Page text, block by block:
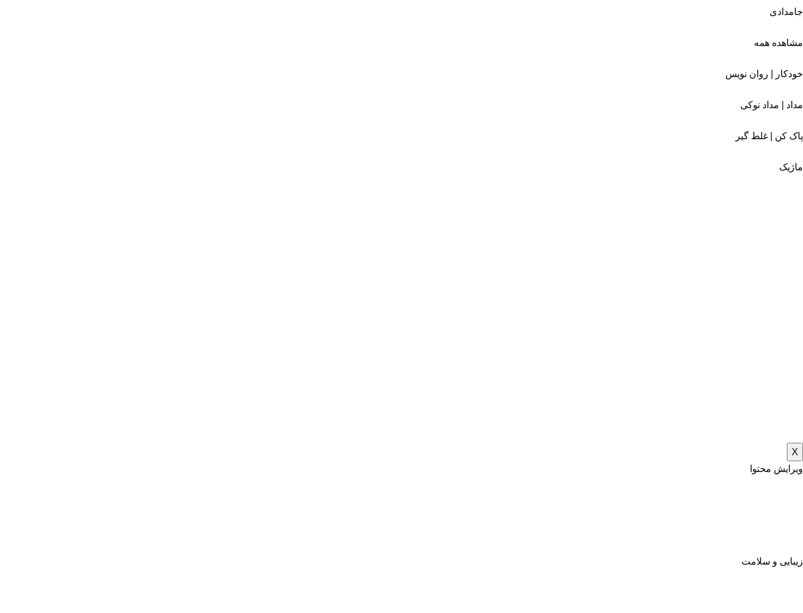
جامدادی
مشاهده همه
خودکار | روان نویس
مداد | مداد نوکی
پاک کن | غلط گیر
ماژیک
X
ویرایش محتوا
زیبایی و سلامت